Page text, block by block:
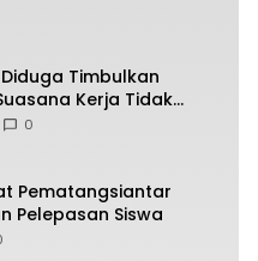
Timbulkan
Kerja Tidak
0
Pematangsiantar
Pelepasan Siswa